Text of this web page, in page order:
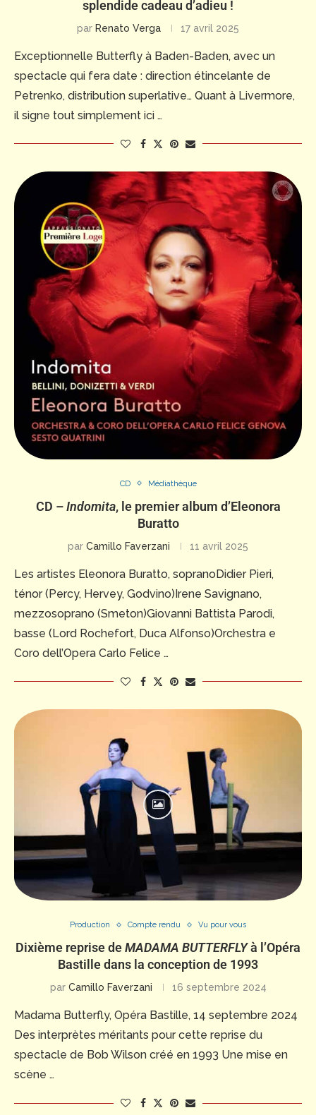
splendide cadeau d’adieu !
par Renato Verga 17 avril 2025
Exceptionnelle Butterfly à Baden-Baden, avec un
spectacle qui fera date : direction étincelante de
Petrenko, distribution superlative… Quant à Livermore,
il signe tout simplement ici …
CD Médiathèque
CD –Indomita, le premier album d’Eleonora
Buratto
par Camillo Faverzani 11 avril 2025
Les artistes Eleonora Buratto, sopranoDidier Pieri,
ténor (Percy, Hervey, Godvino)Irene Savignano,
mezzosoprano (Smeton)Giovanni Battista Parodi,
basse (Lord Rochefort, Duca Alfonso)Orchestra e
Coro dell’Opera Carlo Felice …
Production Compte rendu Vu pour vous
Dixième reprise deMADAMA BUTTERFLYà l’Opéra
Bastille dans la conception de 1993
par Camillo Faverzani 16 septembre 2024
Madama Butterfly, Opéra Bastille, 14 septembre 2024
Des interprètes méritants pour cette reprise du
spectacle de Bob Wilson créé en 1993 Une mise en
scène …